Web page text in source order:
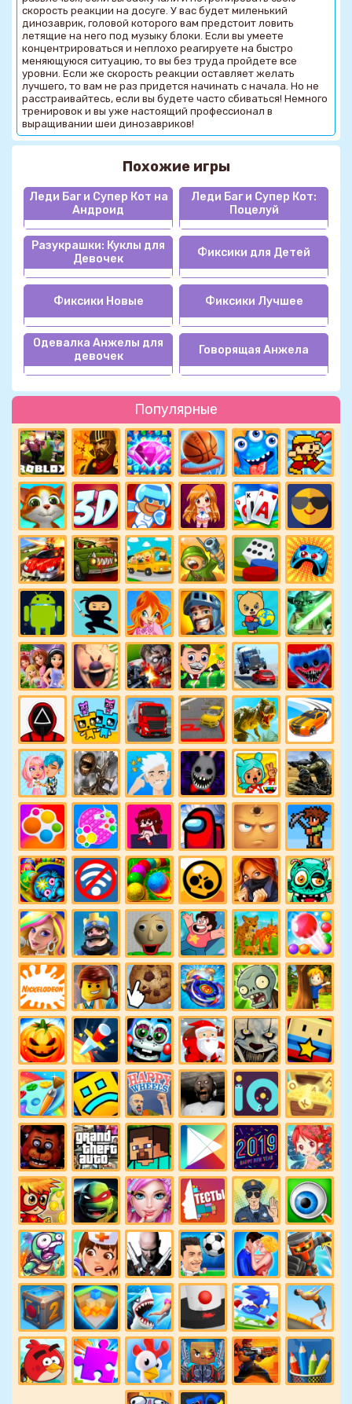
Популярные
скорость реакции на досуге. У вас будет миленький
динозаврик, головой которого вам предстоит ловить
летящие на него под музыку блоки. Если вы умеете
концентрироваться и неплохо реагируете на быстро
меняющуюся ситуацию, то вы без труда пройдете все
уровни. Если же скорость реакции оставляет желать
лучшего, то вам не раз придется начинать с начала. Но не
расстраивайтесь, если вы будете часто сбиваться! Немного
тренировок и вы уже настоящий профессионал в
выращивании шеи динозавриков!
Похожие игры
Леди Баг и Супер Кот на
Андроид
Леди Баг и Супер Кот:
Поцелуй
Разукрашки: Куклы для
Девочек
Фиксики для Детей
Фиксики Новые Фиксики Лучшее
Одевалка Анжелы для
девочек
Говорящая Анжела